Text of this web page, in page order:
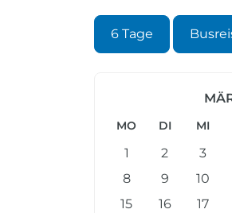
6 Tage
MO DI MI
1 2 3
8
9 10
15
16 17